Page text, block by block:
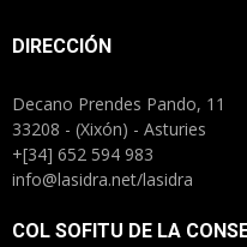
DIRECCIÓN
Decano Prendes Pando, 11
33208 - (Xixón) - Asturies
+[34] 652 594 983
info@lasidra.net/lasidra
COL SOFITU DE LA